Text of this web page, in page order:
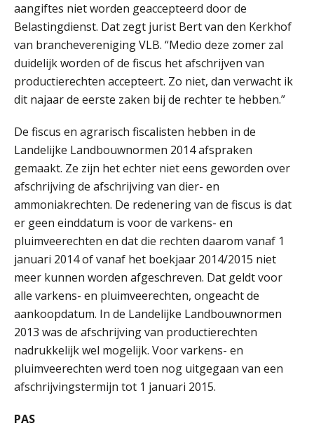
aangiftes niet worden geaccepteerd door de
Belastingdienst. Dat zegt jurist Bert van den Kerkhof
van branchevereniging VLB. “Medio deze zomer zal
duidelijk worden of de fiscus het afschrijven van
productierechten accepteert. Zo niet, dan verwacht ik
dit najaar de eerste zaken bij de rechter te hebben.”
De fiscus en agrarisch fiscalisten hebben in de
Landelijke Landbouwnormen 2014 afspraken
gemaakt. Ze zijn het echter niet eens geworden over
afschrijving de afschrijving van dier- en
ammoniakrechten. De redenering van de fiscus is dat
er geen einddatum is voor de varkens- en
pluimveerechten en dat die rechten daarom vanaf 1
januari 2014 of vanaf het boekjaar 2014/2015 niet
meer kunnen worden afgeschreven. Dat geldt voor
alle varkens- en pluimveerechten, ongeacht de
aankoopdatum. In de Landelijke Landbouwnormen
2013 was de afschrijving van productierechten
nadrukkelijk wel mogelijk. Voor varkens- en
pluimveerechten werd toen nog uitgegaan van een
afschrijvingstermijn tot 1 januari 2015.
PAS
Scan-en-herken haalt de druk niet van
je kwartaalafsluiting. Dit wel.
Uitspraak Hoge Raad: subsidie voor
tuchtrechtspraak advocatuur is
belast met btw
Informer Money genomineerd voor
België
Wwft-compliance in 2026: doen we
het beter dan vorig jaar?
ICT & AI | Volledig automatische
factuurverwerking: zo kom je er
Hierom zijn webshopondernemers
extra kwetsbaar voor
boekhoudfouten
Blog | Aandachtspunten bij de
transitie in verband met de Wet
toekomst pensioenen voor de
werkgever
Verstoorde arbeidsrelatie als
ontslaggrond: zo begeleid je jouw